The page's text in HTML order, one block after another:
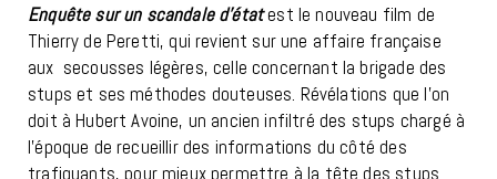
Enquête sur un scandale d’étatest le nouveau film de
Thierry de Peretti, qui revient sur une affaire française
aux secousses légères, celle concernant la brigade des
stups et ses méthodes douteuses. Révélations que l’on
doit à Hubert Avoine, un ancien infiltré des stups chargé à
l’époque de recueillir des informations du côté des
trafiquants, pour mieux permettre à la tête des stups